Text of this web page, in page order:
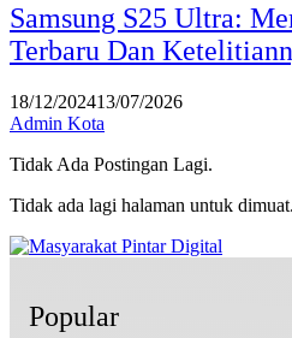
Samsung S25 Ultra:
Terbaru Dan
18/12/202413/07/2026
Admin Kota
Tidak Ada Postingan Lagi.
Tidak ada lagi halaman untuk dimuat.
Popular